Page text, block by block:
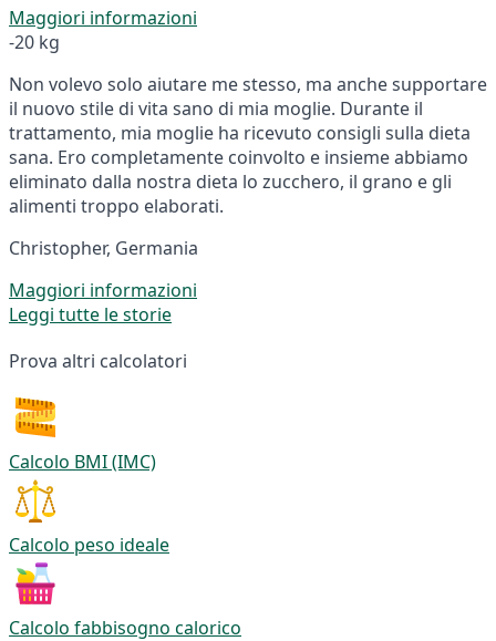
Maggiori informazioni
-20 kg
Non volevo solo aiutare me stesso, ma anche supportare
il nuovo stile di vita sano di mia moglie. Durante il
trattamento, mia moglie ha ricevuto consigli sulla dieta
sana. Ero completamente coinvolto e insieme abbiamo
eliminato dalla nostra dieta lo zucchero, il grano e gli
alimenti troppo elaborati.
Christopher, Germania
Maggiori informazioni
Leggi tutte le storie
Prova altri calcolatori
Calcolo BMI (IMC)
Calcolo peso ideale
Calcolo fabbisogno calorico